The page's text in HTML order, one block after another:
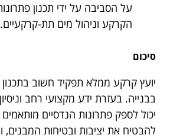
על הסביבה על ידי תכנון
הקרקע וניהול מים תת-קרקעיים.
סיכום
יועץ קרקע ממלא תפקיד חשוב בתכנון
בבנייה. בעזרת ידע מקצועי רחב
יכול לספק פתרונות הנדסיים
להבטיח את יציבות ובטיחות המבנים,